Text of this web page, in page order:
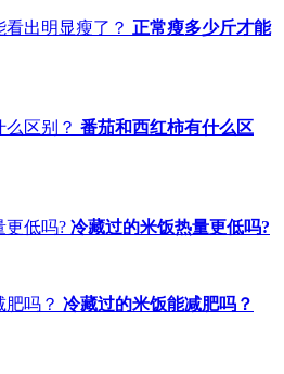
正常瘦多少斤才能
番茄和西红柿有什么区
冷藏过的米饭热量更低吗?
冷藏过的米饭能减肥吗？